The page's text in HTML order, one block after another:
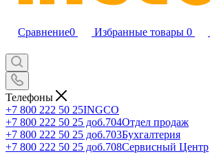
Сравнение0 Избранные товары 0
Телефоны
+7 800 222 50 25INGCO
+7 800 222 50 25 доб.704Отдел продаж
+7 800 222 50 25 доб.703Бухгалтерия
+7 800 222 50 25 доб.708Сервисный Центр